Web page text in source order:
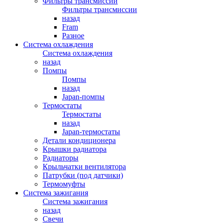
Фильтры трансмиссии
назад
Fram
Разное
Система охлаждения
Система охлаждения
назад
Помпы
Помпы
назад
Japan-помпы
Термостаты
Термостаты
назад
Japan-термостаты
Детали кондиционера
Крышки радиатора
Радиаторы
Крыльчатки вентилятора
Патрубки (под датчики)
Термомуфты
Система зажигания
Система зажигания
назад
Свечи